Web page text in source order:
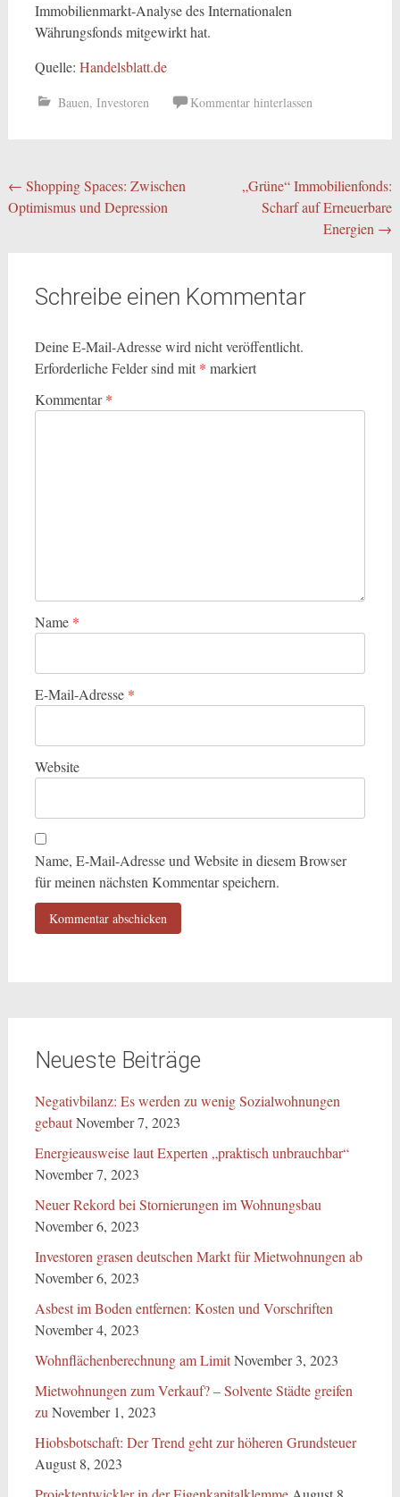
Immobilienmarkt-Analyse des Internationalen
Währungsfonds mitgewirkt hat.
Quelle: Handelsblatt.de
Bauen, Investoren Kommentar hinterlassen
Beitragsnavigation
← Shopping Spaces: Zwischen
Optimismus und Depression
„Grüne“ Immobilienfonds:
Scharf auf Erneuerbare
Energien →
Schreibe einen Kommentar
Deine E-Mail-Adresse wird nicht veröffentlicht.
Erforderliche Felder sind mit * markiert
Kommentar*
Name *
E-Mail-Adresse *
Website
Name, E-Mail-Adresse und Website in diesem Browser
für meinen nächsten Kommentar speichern.
Neueste Beiträge
Negativbilanz: Es werden zu wenig Sozialwohnungen
gebautNovember 7, 2023
Energieausweise laut Experten „praktisch unbrauchbar“
November 7, 2023
Neuer Rekord bei Stornierungen im Wohnungsbau
November 6, 2023
Investoren grasen deutschen Markt für Mietwohnungen ab
November 6, 2023
Asbest im Boden entfernen: Kosten und Vorschriften
November 4, 2023
Wohnflächenberechnung am LimitNovember 3, 2023
Mietwohnungen zum Verkauf? – Solvente Städte greifen
zu November 1, 2023
Hiobsbotschaft: Der Trend geht zur höheren Grundsteuer
August 8, 2023